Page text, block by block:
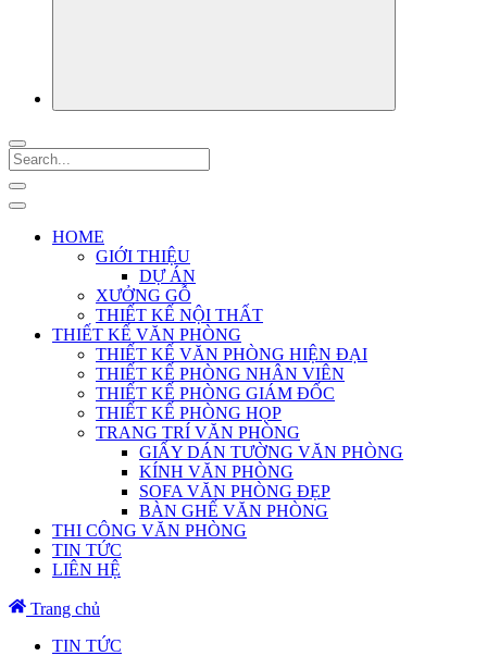
HOME
GIỚI THIỆU
DỰ ÁN
XƯỞNG GỖ
THIẾT KẾ NỘI THẤT
THIẾT KẾ VĂN PHÒNG
THIẾT KẾ VĂN PHÒNG HIỆN ĐẠI
THIẾT KẾ PHÒNG NHÂN VIÊN
THIẾT KẾ PHÒNG GIÁM ĐỐC
THIẾT KẾ PHÒNG HỌP
TRANG TRÍ VĂN PHÒNG
GIẤY DÁN TƯỜNG VĂN PHÒNG
KÍNH VĂN PHÒNG
SOFA VĂN PHÒNG ĐẸP
BÀN GHẾ VĂN PHÒNG
THI CÔNG VĂN PHÒNG
TIN TỨC
LIÊN HỆ
Trang chủ
TIN TỨC